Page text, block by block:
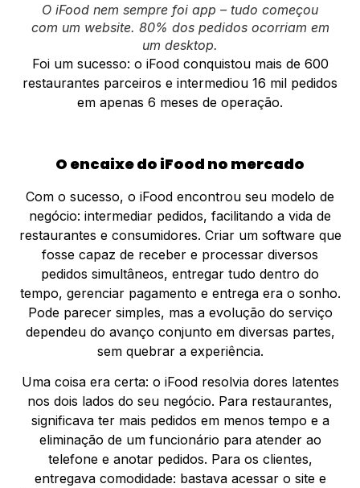
O iFood nem sempre foi app – tudo começou
com um website. 80% dos pedidos ocorriam em
um desktop.
Foi um sucesso: o iFood conquistou mais de 600
restaurantes parceiros e intermediou 16 mil pedidos
em apenas 6 meses de operação.
O encaixe do iFood no mercado
Com o sucesso, o iFood encontrou seu modelo de
negócio: intermediar pedidos, facilitando a vida de
restaurantes e consumidores. Criar um software que
fosse capaz de receber e processar diversos
pedidos simultâneos, entregar tudo dentro do
tempo, gerenciar pagamento e entrega era o sonho.
Pode parecer simples, mas a evolução do serviço
dependeu do avanço conjunto em diversas partes,
sem quebrar a experiência.
Uma coisa era certa: o iFood resolvia dores latentes
nos dois lados do seu negócio. Para restaurantes,
significava ter mais pedidos em menos tempo e a
eliminação de um funcionário para atender ao
telefone e anotar pedidos. Para os clientes,
entregava comodidade: bastava acessar o site e